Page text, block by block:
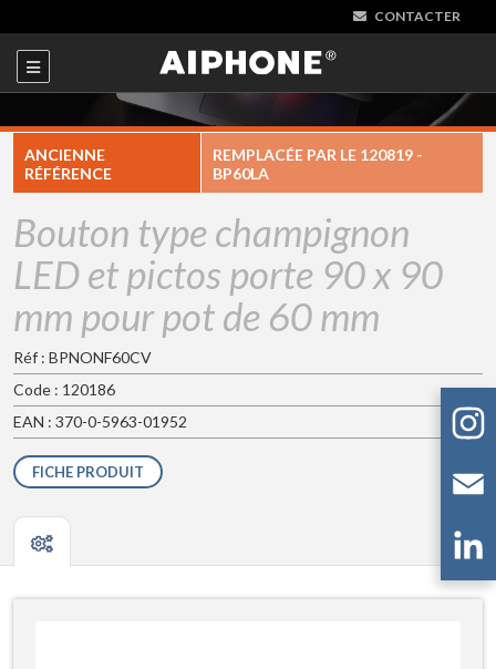
CONTACTER
ANCIENNE
RÉFÉRENCE
REMPLACÉE PAR LE 120819 -
BP60LA
Bouton type champignon
LED et pictos porte 90 x 90
mm pour pot de 60 mm
Réf : BPNONF60CV
Code : 120186
EAN : 370-0-5963-01952
FICHE PRODUIT